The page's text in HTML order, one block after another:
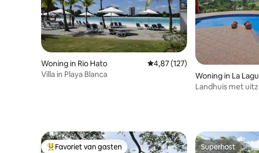
Woning in Rio Hato Gemiddelde beoordeling van
4,87 (127)
Villa in Playa Blanca
Woning in La
Landhuis met
Favoriet van gasten Superhost